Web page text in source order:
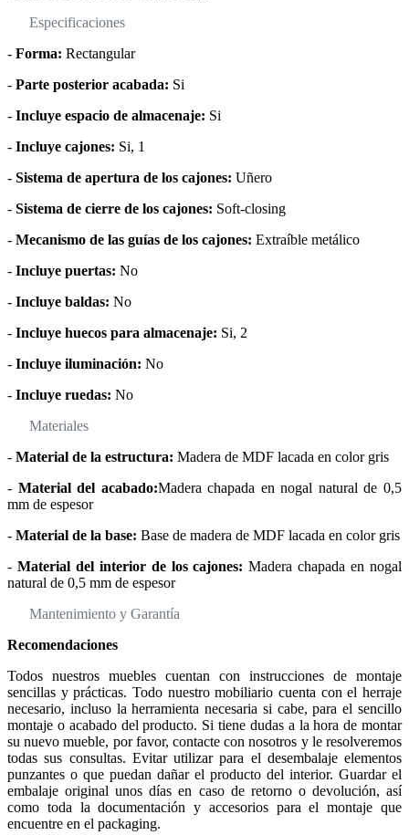
Especificaciones
- Forma: Rectangular
- Parte posterior acabada: Si
- Incluye espacio de almacenaje: Si
- Incluye cajones: Si, 1
- Sistema de apertura de los cajones: Uñero
- Sistema de cierre de los cajones: Soft-closing
- Mecanismo de las guías de los cajones: Extraíble metálico
- Incluye puertas: No
- Incluye baldas: No
- Incluye huecos para almacenaje: Si, 2
- Incluye iluminación: No
- Incluye ruedas: No
Materiales
- Material de la estructura: Madera de MDF lacada en color gris
- Material del acabado:Madera chapada en nogal natural de 0,5
mm de espesor
- Material de la base: Base de madera de MDF lacada en color gris
- Material del interior de los cajones:Madera chapada en nogal
natural de 0,5 mm de espesor
Mantenimiento y Garantía
Recomendaciones
Todos nuestros muebles cuentan con instrucciones de montaje
sencillas y prácticas. Todo nuestro mobiliario cuenta con el herraje
necesario, incluso la herramienta necesaria si cabe, para el sencillo
montaje o acabado del producto. Si tiene dudas a la hora de montar
su nuevo mueble, por favor, contacte con nosotros y le resolveremos
todas sus consultas. Evitar utilizar para el desembalaje elementos
punzantes o que puedan dañar el producto del interior. Guardar el
embalaje original unos días en caso de retorno o devolución, así
como toda la documentación y accesorios para el montaje que
encuentre en el packaging.